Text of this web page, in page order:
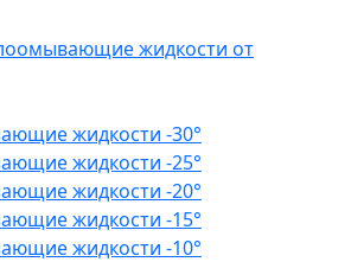
жидкости -30°
жидкости -25°
жидкости -20°
жидкости -15°
жидкости -10°